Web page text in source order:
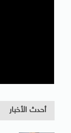
أحدث الأخبار